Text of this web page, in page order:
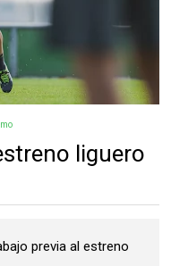
liguero
previa al estreno